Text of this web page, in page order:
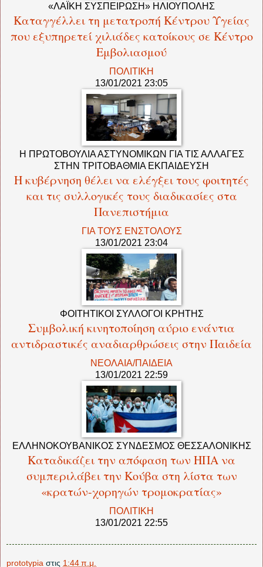
«ΛΑΪΚΗ ΣΥΣΠΕΙΡΩΣΗ» ΗΛΙΟΥΠΟΛΗΣ
Καταγγέλλει τη μετατροπή Κέντρου Υγείας
που εξυπηρετεί χιλιάδες κατοίκους σε Κέντρο
Εμβολιασμού
ΠΟΛΙΤΙΚΗ
13/01/2021 23:05
Η ΠΡΩΤΟΒΟΥΛΙΑ ΑΣΤΥΝΟΜΙΚΩΝ ΓΙΑ ΤΙΣ ΑΛΛΑΓΕΣ
ΣΤΗΝ ΤΡΙΤΟΒΑΘΜΙΑ ΕΚΠΑΙΔΕΥΣΗ
Η κυβέρνηση θέλει να ελέγξει τους φοιτητές
και τις συλλογικές τους διαδικασίες στα
Πανεπιστήμια
ΓΙΑ ΤΟΥΣ ΕΝΣΤΟΛΟΥΣ
13/01/2021 23:04
ΦΟΙΤΗΤΙΚΟΙ ΣΥΛΛΟΓΟΙ ΚΡΗΤΗΣ
Συμβολική κινητοποίηση αύριο ενάντια
αντιδραστικές αναδιαρθρώσεις στην Παιδεία
ΝΕΟΛΑΙΑ/ΠΑΙΔΕΙΑ
13/01/2021 22:59
ΕΛΛΗΝΟΚΟΥΒΑΝΙΚΟΣ ΣΥΝΔΕΣΜΟΣ ΘΕΣΣΑΛΟΝΙΚΗΣ
Καταδικάζει την απόφαση των ΗΠΑ να
συμπεριλάβει την Κούβα στη λίστα των
«κρατών-χορηγών τρομοκρατίας»
ΠΟΛΙΤΙΚΗ
13/01/2021 22:55
prototypia στις 1:44 π.μ.